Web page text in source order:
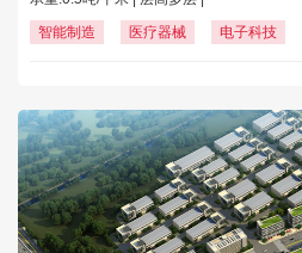
智能制造
医疗器械 电子科技